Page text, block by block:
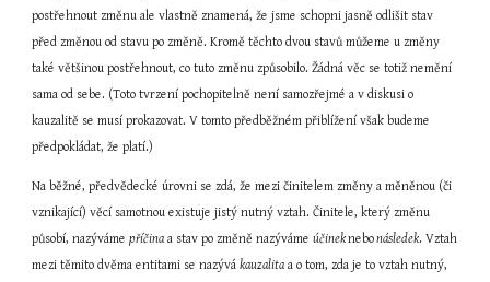
postřehnout změnu ale vlastně znamená, že jsme schopni jasně odlišit stav
před změnou od stavu po změně. Kromě těchto dvou stavů můžeme u změny
také většinou postřehnout, co tuto změnu způsobilo. Žádná věc se totiž nemění
sama od sebe. (Toto tvrzení pochopitelně není samozřejmé a v diskusi o
kauzalitě se musí prokazovat. V tomto předběžném přiblížení však budeme
předpokládat, že platí.)
Na běžné, předvědecké úrovni se zdá, že mezi činitelem změny a měněnou (či
vznikající) věcí samotnou existuje jistý nutný vztah. Činitele, který změnu
působí, nazýváme příčina a stav po změně nazýváme účinek nebo následek. Vztah
mezi těmito dvěma entitami se nazývá kauzalita a o tom, zda je to vztah nutný,